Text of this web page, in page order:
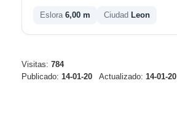
Eslora 6,00 m Ciudad Leon
Visitas: 784
Publicado: 14-01-20 Actualizado: 14-01-20